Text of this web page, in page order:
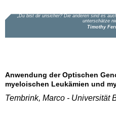
Anwendung der Optischen
myeloischen Leukämien und
Tembrink, Marco - Universität